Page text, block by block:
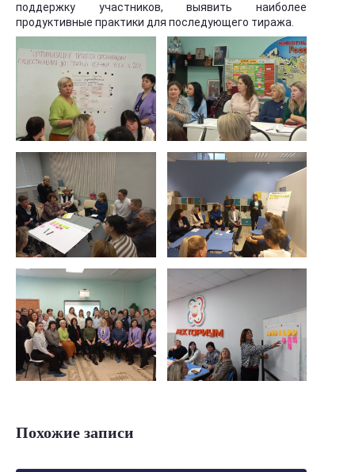
поддержку участников, выявить наиболее
продуктивные практики для последующего тиража.
Похожие записи